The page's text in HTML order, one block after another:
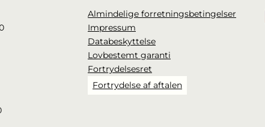
Almindelige forretningsbetingelser
Impressum
Databeskyttelse
Lovbestemt garanti
Fortrydelsesret
Fortrydelse af aftalen